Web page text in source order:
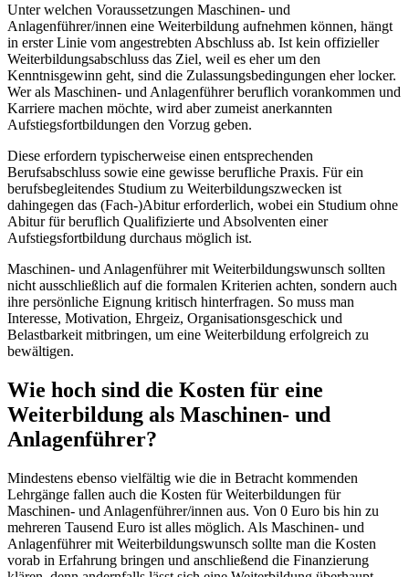
Unter welchen Voraussetzungen Maschinen- und
Anlagenführer/innen eine Weiterbildung aufnehmen können, hängt
in erster Linie vom angestrebten Abschluss ab. Ist kein offizieller
Weiterbildungsabschluss das Ziel, weil es eher um den
Kenntnisgewinn geht, sind die Zulassungsbedingungen eher locker.
Wer als Maschinen- und Anlagenführer beruflich vorankommen und
Karriere machen möchte, wird aber zumeist anerkannten
Aufstiegsfortbildungen den Vorzug geben.
Diese erfordern typischerweise einen entsprechenden
Berufsabschluss sowie eine gewisse berufliche Praxis. Für ein
berufsbegleitendes Studium zu Weiterbildungszwecken ist
dahingegen das (Fach-)Abitur erforderlich, wobei ein Studium ohne
Abitur für beruflich Qualifizierte und Absolventen einer
Aufstiegsfortbildung durchaus möglich ist.
Maschinen- und Anlagenführer mit Weiterbildungswunsch sollten
nicht ausschließlich auf die formalen Kriterien achten, sondern auch
ihre persönliche Eignung kritisch hinterfragen. So muss man
Interesse, Motivation, Ehrgeiz, Organisationsgeschick und
Belastbarkeit mitbringen, um eine Weiterbildung erfolgreich zu
bewältigen.
Wie hoch sind die Kosten für eine
Weiterbildung als Maschinen- und
Anlagenführer?
Mindestens ebenso vielfältig wie die in Betracht kommenden
Lehrgänge fallen auch die Kosten für Weiterbildungen für
Maschinen- und Anlagenführer/innen aus. Von 0 Euro bis hin zu
mehreren Tausend Euro ist alles möglich. Als Maschinen- und
Anlagenführer mit Weiterbildungswunsch sollte man die Kosten
vorab in Erfahrung bringen und anschließend die Finanzierung